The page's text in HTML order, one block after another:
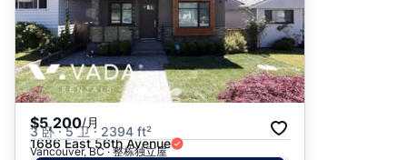
$5,200/月
3 卧 · 5 卫 · 2394 ft²
1686 East 56th Avenue
Vancouver, BC · 整栋独立屋